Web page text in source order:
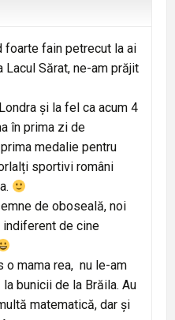
foarte fain petrecut la ai
Sărat, ne-am prăjit
și la fel ca acum 4
în prima zi de
medalie pentru
sportivi români
de oboseală, noi
indiferent de cine
o mama rea, nu le-am
bunicii de la Brăila. Au
matematică, dar și